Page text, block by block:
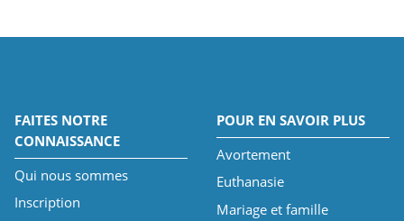
FAITES NOTRE
CONNAISSANCE
Qui nous sommes
Inscription
POUR EN SAVOIR PLUS
Avortement
Euthanasie
Mariage et famille